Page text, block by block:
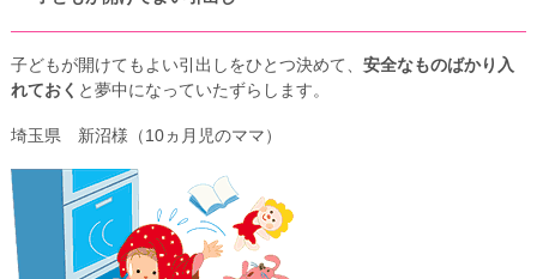
子どもが開けてもよい引出しをひとつ決めて、 安全なものばかり入
れておく と夢中になっていたずらします。
埼玉県 新沼様（10ヵ月児のママ）